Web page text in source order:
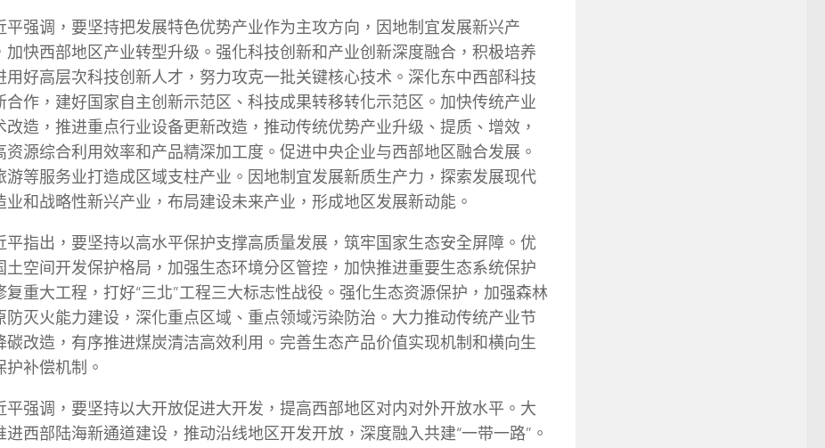
平强调，要坚持把发展特色优势产业作为主攻方向，因地制宜发展新兴产
加快西部地区产业转型升级。强化科技创新和产业创新深度融合，积极培养
用好高层次科技创新人才，努力攻克一批关键核心技术。深化东中西部科技
合作，建好国家自主创新示范区、科技成果转移转化示范区。加快传统产业
改造，推进重点行业设备更新改造，推动传统优势产业升级、提质、增效，
资源综合利用效率和产品精深加工度。促进中央企业与西部地区融合发展。
游等服务业打造成区域支柱产业。因地制宜发展新质生产力，探索发展现代
业和战略性新兴产业，布局建设未来产业，形成地区发展新动能。
平指出，要坚持以高水平保护支撑高质量发展，筑牢国家生态安全屏障。优
土空间开发保护格局，加强生态环境分区管控，加快推进重要生态系统保护
复重大工程，打好“三北”工程三大标志性战役。强化生态资源保护，加强森林
防灭火能力建设，深化重点区域、重点领域污染防治。大力推动传统产业节
碳改造，有序推进煤炭清洁高效利用。完善生态产品价值实现机制和横向生
护补偿机制。
平强调，要坚持以大开放促进大开发，提高西部地区对内对外开放水平。大
进西部陆海新通道建设，推动沿线地区开发开放，深度融入共建“一带一路”。